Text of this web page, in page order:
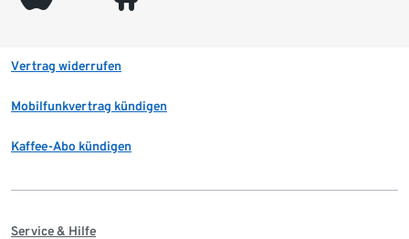
Vertrag widerrufen
Mobilfunkvertrag kündigen
Kaffee-Abo kündigen
Service & Hilfe